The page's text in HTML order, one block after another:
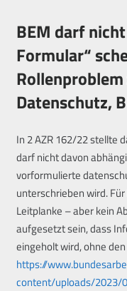
BEM darf
Formular“
Datenschutz,
In 2 AZR 162/22 stellte
darf nicht davon
vorformulierte
unterschrieben wird.
Leitplanke – aber kein
aufgesetzt sein, dass
eingeholt wird, ohne
https://
content/uploads/2023/